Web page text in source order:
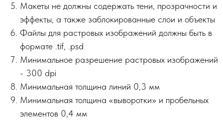
Макеты не должны содержать тени, прозрачности и
эффекты, а также заблокированные слои и объекты
Файлы для растровых изображений должны быть в
формате .tif, .psd
Минимальное разрешение растровых изображений
- 300 dpi
Минимальная толщина линий 0,3 мм
Минимальная толщина «выворотки» и пробельных
элементов 0,4 мм